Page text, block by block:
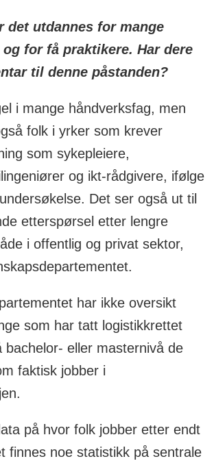
det utdannes for mange
og for få praktikere. Har dere
til denne påstanden?
i mange håndverksfag, men
folk i yrker som krever
som sykepleiere,
og ikt-rådgivere, ifølge
Det ser også ut til
etterspørsel etter lengre
i offentlig og privat sektor,
har ikke oversikt
som har tatt logistikkrettet
bachelor- eller masternivå de
faktisk jobber i
på hvor folk jobber etter endt
finnes noe statistikk på sentrale